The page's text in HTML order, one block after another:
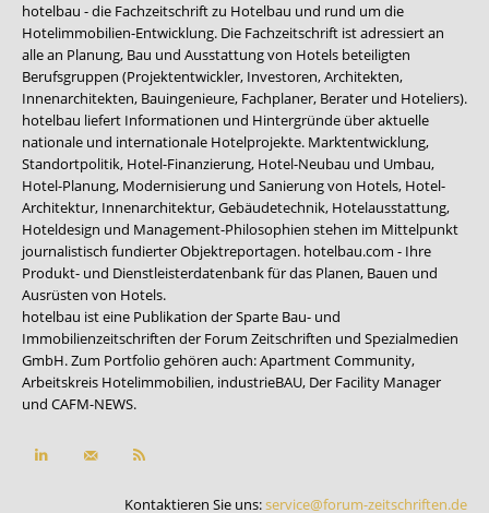
hotelbau - die Fachzeitschrift zu Hotelbau und rund um die
Hotelimmobilien-Entwicklung. Die Fachzeitschrift ist adressiert an
alle an Planung, Bau und Ausstattung von Hotels beteiligten
Berufsgruppen (Projektentwickler, Investoren, Architekten,
Innenarchitekten, Bauingenieure, Fachplaner, Berater und Hoteliers).
hotelbau liefert Informationen und Hintergründe über aktuelle
nationale und internationale Hotelprojekte. Marktentwicklung,
Standortpolitik, Hotel-Finanzierung, Hotel-Neubau und Umbau,
Hotel-Planung, Modernisierung und Sanierung von Hotels, Hotel-
Architektur, Innenarchitektur, Gebäudetechnik, Hotelausstattung,
Hoteldesign und Management-Philosophien stehen im Mittelpunkt
journalistisch fundierter Objektreportagen. hotelbau.com - Ihre
Produkt- und Dienstleisterdatenbank für das Planen, Bauen und
Ausrüsten von Hotels.
hotelbau ist eine Publikation der Sparte Bau- und
Immobilienzeitschriften der Forum Zeitschriften und Spezialmedien
GmbH. Zum Portfolio gehören auch:Apartment Community,
Arbeitskreis Hotelimmobilien, industrieBAU, Der Facility Manager
und CAFM-NEWS.
Kontaktieren Sie uns:service@forum-zeitschriften.de